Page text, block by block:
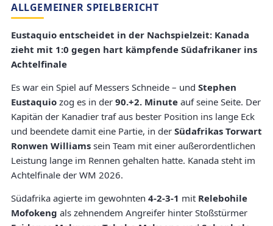
ALLGEMEINER SPIELBERICHT
Eustaquio entscheidet in der Nachspielzeit: Kanada
zieht mit 1:0 gegen hart kämpfende Südafrikaner ins
Achtelfinale
Es war ein Spiel auf Messers Schneide – und Stephen
Eustaquio zog es in der 90.+2. Minute auf seine Seite. Der
Kapitän der Kanadier traf aus bester Position ins lange Eck
und beendete damit eine Partie, in der Südafrikas Torwart
Ronwen Williams sein Team mit einer außerordentlichen
Leistung lange im Rennen gehalten hatte. Kanada steht im
Achtelfinale der WM 2026.
Südafrika agierte im gewohnten 4-2-3-1 mit Relebohile
Mofokeng als zehnendem Angreifer hinter Stoßstürmer